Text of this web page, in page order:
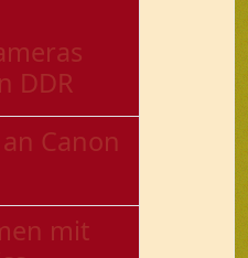
DDR
Canon
mit